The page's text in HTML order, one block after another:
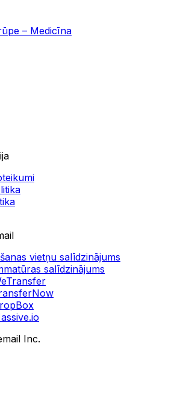
– Medicīna
vietņu salīdzinājums
salīdzinājums
Inc.